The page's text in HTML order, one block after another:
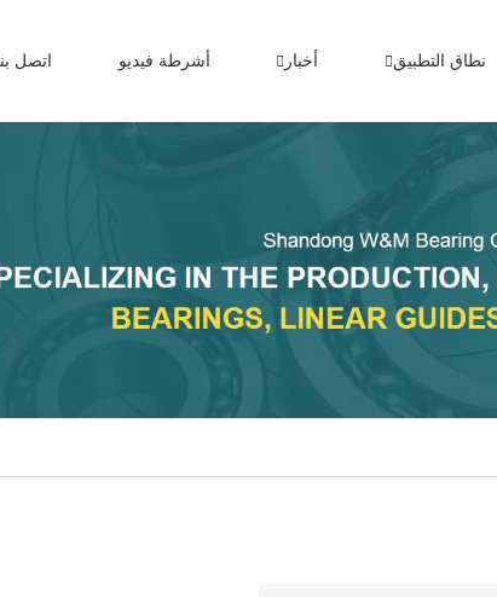
نطاق التطبيق أخبار أشرطة فيديو اتصل